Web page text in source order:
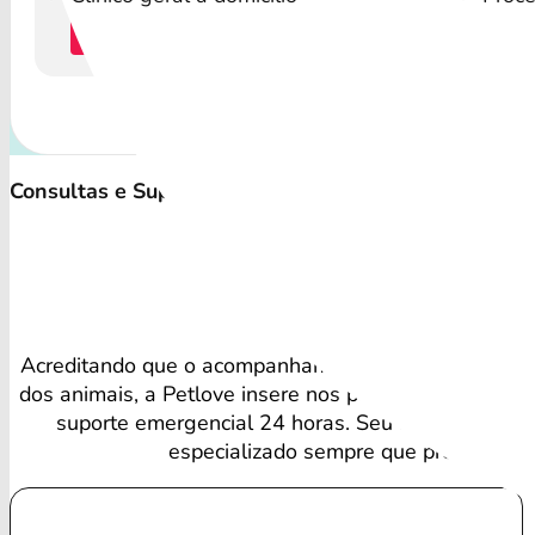
Consultas e Suporte Veterinário Irrestrito
Acreditando que o acompanhamento regular é vital
dos animais, a Petlove insere nos planos consultas
suporte emergencial 24 horas. Seu amigo recebe
especializado sempre que precisa.